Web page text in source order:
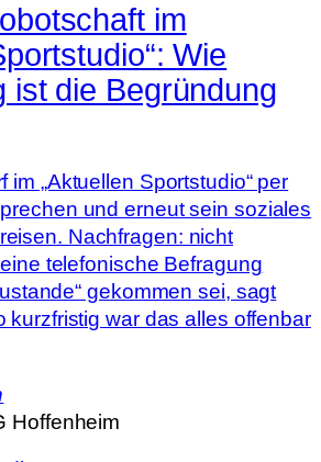
im
Wie
ist die Begründung
im „Aktuellen Sportstudio“ per
und erneut sein soziales
Nachfragen: nicht
telefonische Befragung
gekommen sei, sagt
kurzfristig war das alles offenbar
Hoffenheim